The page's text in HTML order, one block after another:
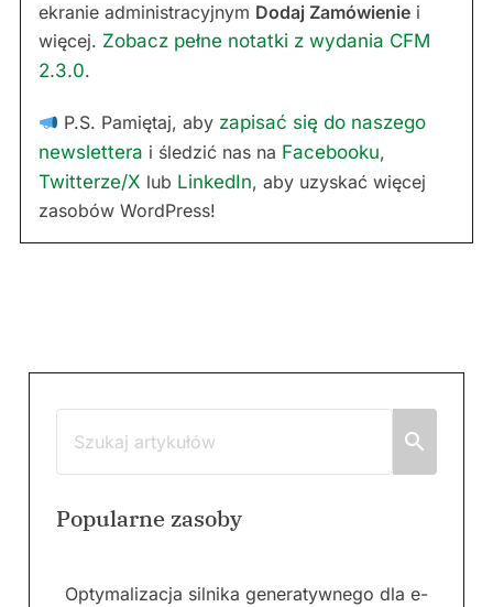
ekranie administracyjnym Dodaj Zamówienie i
więcej. Zobacz pełne notatki z wydania CFM
2.3.0.
P.S. Pamiętaj, aby zapisać się do naszego
newslettera i śledzić nas na Facebooku,
Twitterze/X lub LinkedIn, aby uzyskać więcej
zasobów WordPress!
Popularne zasoby
Optymalizacja silnika generatywnego dla e-